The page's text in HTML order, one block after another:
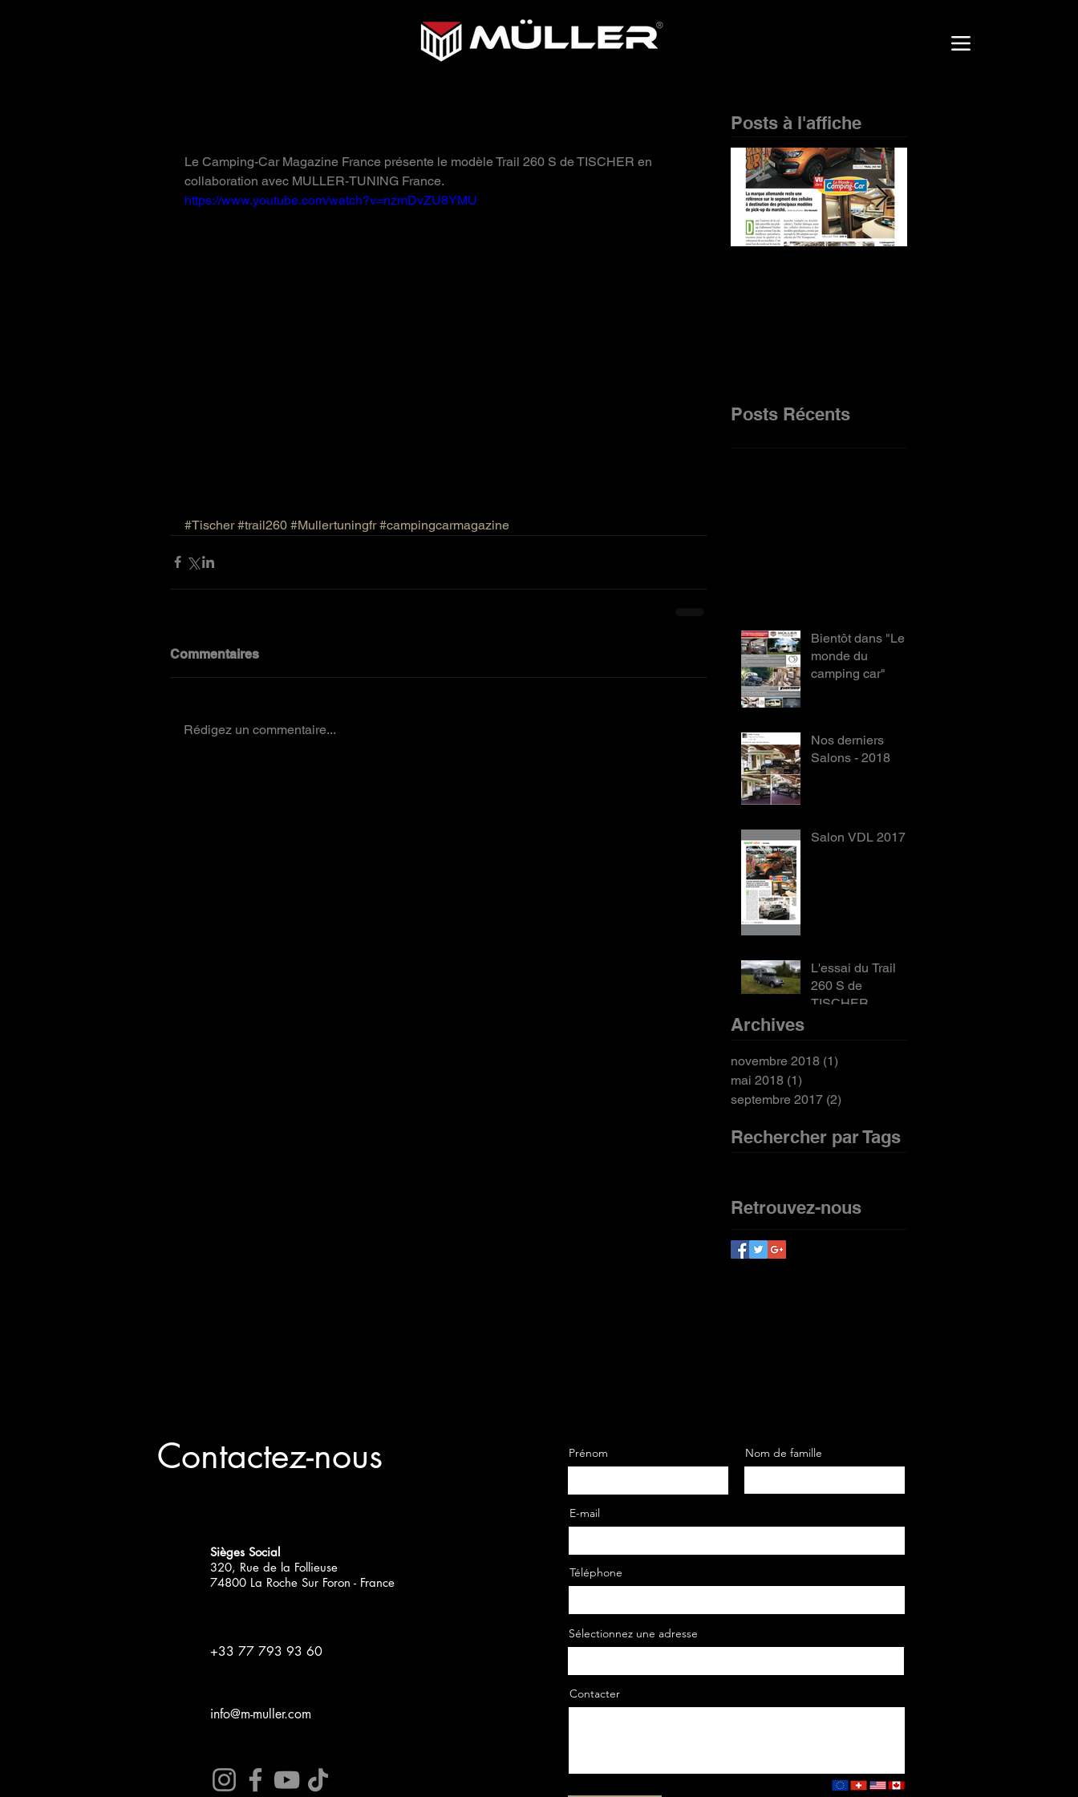
Le Camping-Car Magazine France présente le modèle Trail 260 S de TISCHER en
collaboration avec MULLER-TUNING France.
https://www.youtube.com/watch?v=nzmDvZU8YMU
#Tischer #trail260 #Mullertuningfr #campingcarmagazine
Commentaires
Rédigez un commentaire...
Posts à l'affiche
Posts Récents
Bientôt dans "Le
monde du
camping car"
Nos derniers
Salons - 2018
Salon VDL 2017
L'essai du Trail
260 S de
TISCHER
Archives
novembre 2018 (1)
mai 2018 (1)
septembre 2017 (2)
Rechercher par Tags
Retrouvez-nous
Contactez-nous
Sièges Social
320, Rue de la Follieuse
74800 La Roche Sur Foron - France
+33 77 793 93 60
info@m-muller.com
Prénom Nom de famille
E-mail
Téléphone
Sélectionnez une adresse
Contacter